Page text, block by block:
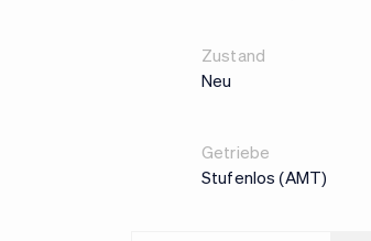
Zustand
Neu
Getriebe
Stufenlos (AMT)